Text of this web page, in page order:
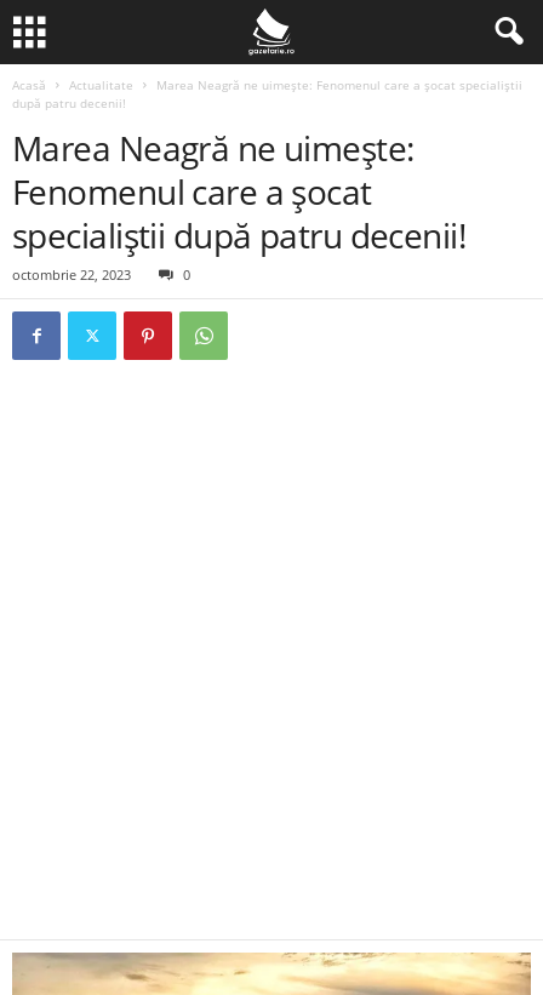
Acasă Actualitate
Marea Neagră ne uimește: Fenomenul care a șocat specialiștii
după patru decenii!
Marea Neagră ne uimește:
Fenomenul care a șocat
specialiștii după patru decenii!
octombrie 22, 2023 0